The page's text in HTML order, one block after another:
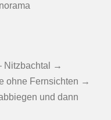
Nitzbachtal →
ohne Fernsichten →
und dann